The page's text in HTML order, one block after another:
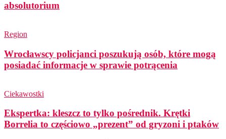
absolutorium
Region
Wrocławscy policjanci poszukują osób, które mogą
posiadać informacje w sprawie potrącenia
Ciekawostki
Ekspertka: kleszcz to tylko pośrednik. Krętki
Borrelia to częściowo „prezent” od gryzoni i ptaków